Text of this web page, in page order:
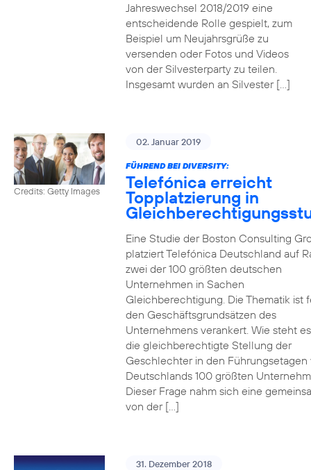
Jahreswechsel 2018/2019 eine
entscheidende Rolle gespielt, zum
Beispiel um Neujahrsgrüße zu
versenden oder Fotos und Videos
von der Silvesterparty zu teilen.
Insgesamt wurden an Silvester […]
Credits: Getty Images
02. Januar 2019
FÜHREND BEI DIVERSITY:
Telefónica erreicht
Topplatzierung in
Eine Studie der Boston Consulting
platziert Telefónica Deutschland auf
zwei der 100 größten deutschen
Unternehmen in Sachen
Gleichberechtigung. Die Thematik ist
den Geschäftsgrundsätzen des
Unternehmens verankert. Wie steht
die gleichberechtigte Stellung der
Geschlechter in den Führungsetagen
Deutschlands 100 größten
Dieser Frage nahm sich eine
von der […]
31. Dezember 2018